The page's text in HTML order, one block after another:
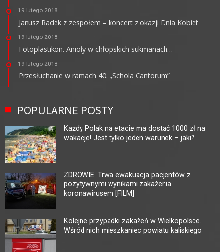
19 lutego 2018
Janusz Radek z zespołem – koncert z okazji Dnia Kobiet
19 lutego 2018
Fotoplastikon. Anioły w chłopskich sukmanach…
19 lutego 2018
Przesłuchanie w ramach 40. „Schola Cantorum”
POPULARNE POSTY
Każdy Polak na etacie ma dostać 1000 zł na
wakacje! Jest tylko jeden warunek – jaki?
ZDROWIE. Trwa ewakuacja pacjentów z
pozytywnymi wynikami zakażenia
koronawirusem [FILM]
Kolejne przypadki zakażeń w Wielkopolsce.
Wśród nich mieszkaniec powiatu kaliskiego